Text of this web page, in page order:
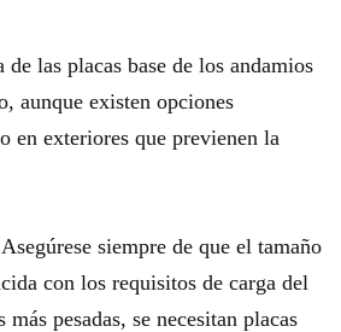
las placas base de los andamios
aunque existen opciones
en exteriores que previenen la
siempre de que el tamaño
con los requisitos de carga del
más pesadas, se necesitan placas